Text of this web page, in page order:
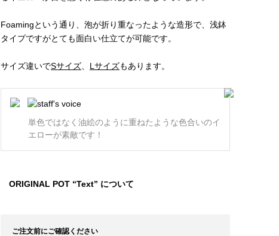
Foamingという通り、泡が折り重なったような造形で、浅鉢
タイプですがとても面白い仕立てが可能です。
サイズ違いでSサイズ Lサイズもあります。
単色ではなく油絵のように重ねたような色合いのイ
エローが素敵です！
ORIGINAL POT “Text” について
ご注文前にご確認ください